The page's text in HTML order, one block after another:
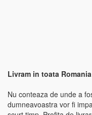
Livram in toata Romania
Nu conteaza de unde a
dumneavoastra vor fi